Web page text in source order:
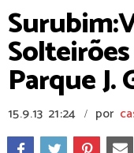
Parque J.
15.9.13 21:24 / por